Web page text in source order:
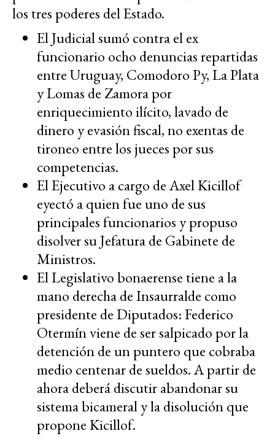
los tres poderes del Estado.
El Judicial sumó contra el ex
funcionario ocho denuncias repartidas
entre Uruguay, Comodoro Py, La Plata
y Lomas de Zamora por
enriquecimiento ilícito, lavado de
dinero y evasión fiscal, no exentas de
tironeo entre los jueces por sus
competencias.
El Ejecutivo a cargo de Axel Kicillof
eyectó a quien fue uno de sus
principales funcionarios y propuso
disolver su Jefatura de Gabinete de
Ministros.
El Legislativo bonaerense tiene a la
mano derecha de Insaurralde como
presidente de Diputados: Federico
Otermín viene de ser salpicado por la
detención de un puntero que cobraba
medio centenar de sueldos. A partir de
ahora deberá discutir abandonar su
sistema bicameral y la disolución que
propone Kicillof.